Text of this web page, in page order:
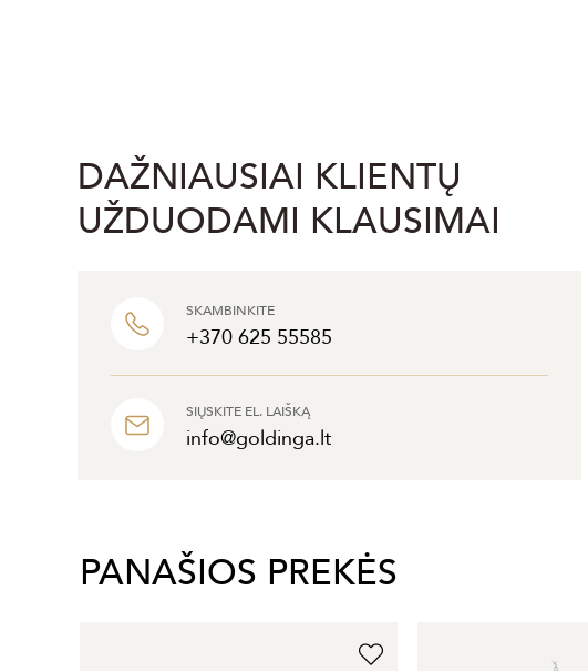
DAŽNIAUSIAI KLIENTŲ
UŽDUODAMI KLAUSIMAI
SKAMBINKITE
+370 625 55585
SIŲSKITE EL. LAIŠKĄ
info@goldinga.lt
PANAŠIOS PREKĖS